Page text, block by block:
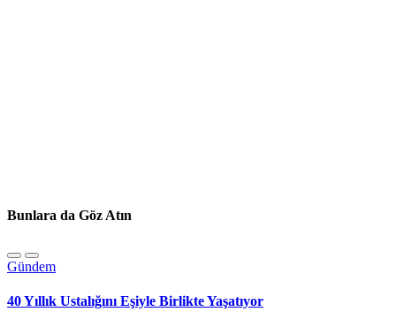
Bunlara da Göz Atın
Gündem
40 Yıllık Ustalığını Eşiyle Birlikte Yaşatıyor